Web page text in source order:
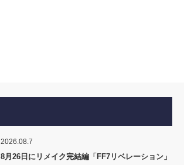
2026.08.7
8月26日にリメイク完結編「FF7リベレーション」